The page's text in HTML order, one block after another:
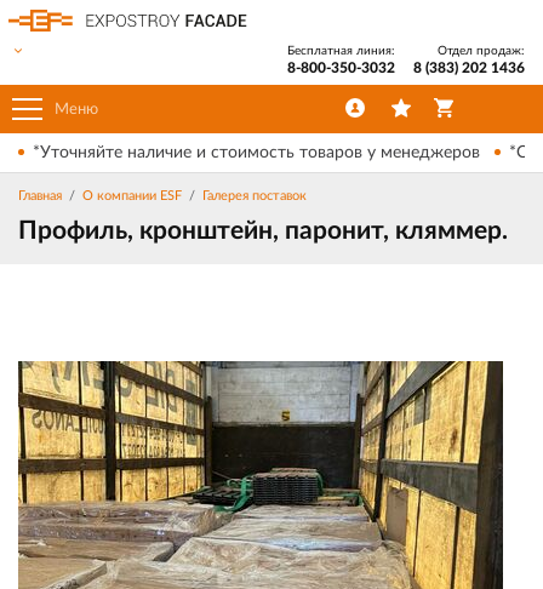
Меню
Бесплатная линия:
8-800-350-3032
Отдел продаж:
8 (383) 202 1436
*Уточняйте наличие и стоимость товаров у менеджеров
Главная О компании ESF Галерея поставок
Профиль, кронштейн, паронит, кляммер.